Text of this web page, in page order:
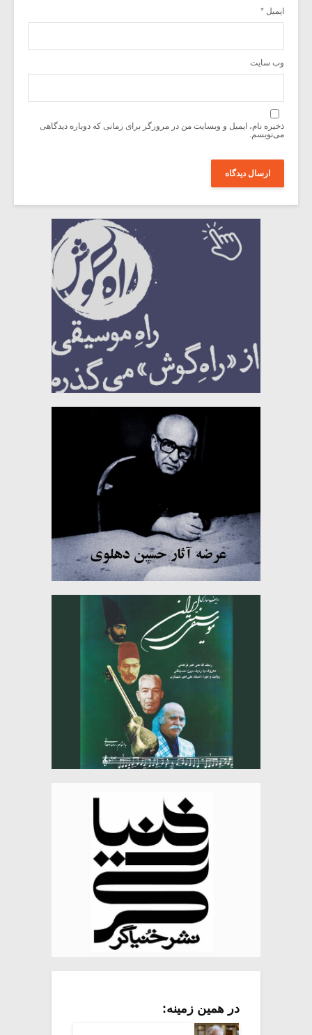
ایمیل *
وب‌ سایت
ذخیره نام، ایمیل و وبسایت من در مرورگر برای زمانی که دوباره دیدگاهی
می‌نویسم.
در همین زمینه: